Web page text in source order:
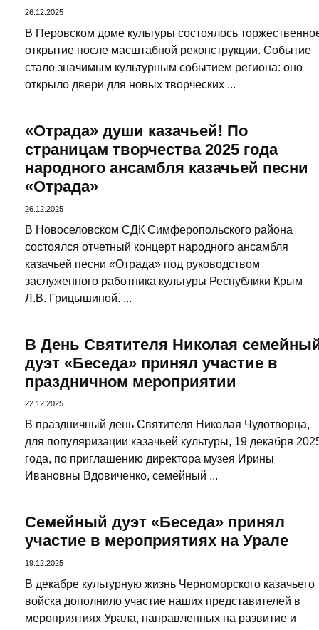
26.12.2025
В Перовском доме культуры состоялось
открытие после масштабной реконструкции. Событие
стало значимым культурным событием региона: оно
открыло двери для новых творческих ...
«Отрада» души казачьей! По
страницам творчества 2025 года
народного ансамбля казачьей песни
«Отрада»
26.12.2025
В Новоселовском СДК Симферопольского района
состоялся отчетный концерт народного ансамбля
казачьей песни «Отрада» под руководством
заслуженного работника культуры Республики Крым
Л.В. Грицышиной. ...
В День Святителя Николая
дуэт «Беседа» принял участие в
праздничном мероприятии
22.12.2025
В праздничный день Святителя Николая Чудотворца,
для популяризации казачьей культуры, 19 декабря
года, по приглашению директора музея Ирины
Ивановны Вдовиченко, семейный ...
Семейный дуэт «Беседа» принял
участие в мероприятиях на Урале
19.12.2025
В декабре культурную жизнь Черноморского казачьего
войска дополнило участие наших представителей в
мероприятиях Урала, направленных на развитие и